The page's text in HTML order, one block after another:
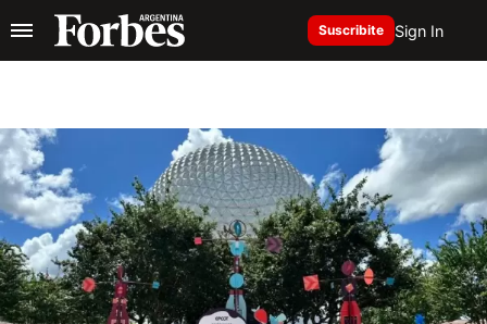
Suscribite Sign In